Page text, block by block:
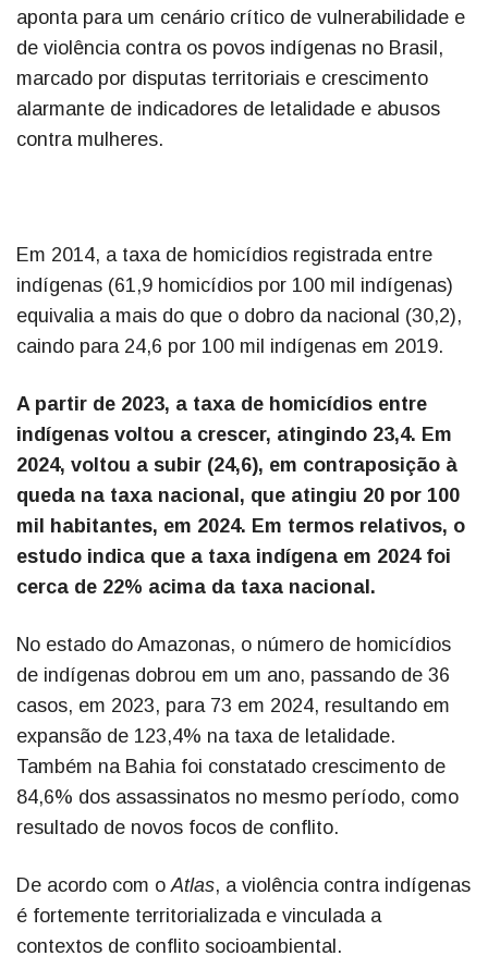
aponta para um cenário crítico de vulnerabilidade e
de violência contra os povos indígenas no Brasil,
marcado por disputas territoriais e crescimento
alarmante de indicadores de letalidade e abusos
contra mulheres.
Em 2014, a taxa de homicídios registrada entre
indígenas (61,9 homicídios por 100 mil indígenas)
equivalia a mais do que o dobro da nacional (30,2),
caindo para 24,6 por 100 mil indígenas em 2019.
A partir de 2023, a taxa de homicídios entre
indígenas voltou a crescer, atingindo 23,4. Em
2024, voltou a subir (24,6), em contraposição à
queda na taxa nacional, que atingiu 20 por 100
mil habitantes, em 2024. Em termos relativos, o
estudo indica que a taxa indígena em 2024 foi
cerca de 22% acima da taxa nacional.
No estado do Amazonas, o número de homicídios
de indígenas dobrou em um ano, passando de 36
casos, em 2023, para 73 em 2024, resultando em
expansão de 123,4% na taxa de letalidade.
Também na Bahia foi constatado crescimento de
84,6% dos assassinatos no mesmo período, como
resultado de novos focos de conflito.
De acordo com oAtlas, a violência contra indígenas
é fortemente territorializada e vinculada a
contextos de conflito socioambiental.